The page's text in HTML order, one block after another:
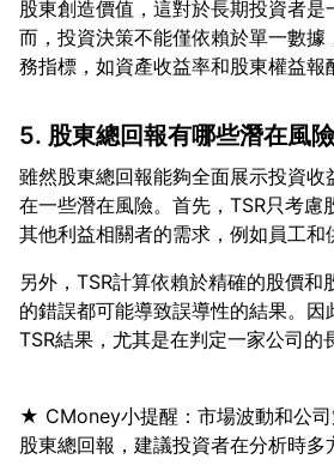
股東創造價值，這對於長期投資者是
而，投資決策不能僅依賴於單一數據
5. 股東總回報有哪些潛在風
雖然股東總回報能夠全面展示投資收
在一些潛在風險。首先，TSR只考慮
另外，TSR計算依賴於精確的股價和
的錯誤都可能導致誤導性的結果。
★ CMoney小提醒：市場波動和公